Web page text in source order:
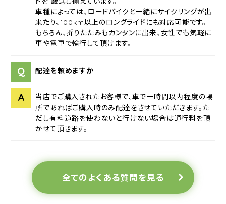
車種によっては、ロードバイクと一緒にサイクリングが出
来たり、100km以上のロングライドにも対応可能です。
もちろん、折りたたみもカンタンに出来、女性でも気軽に
車や電車で輪行して頂けます。
Q 配達を頼めますか
A
当店でご購入されたお客様で、車で一時間以内程度の場
所であればご購入時のみ配達をさせていただきます。た
だし有料道路を使わないと行けない場合は通行料を頂
かせて頂きます。
全てのよくある質問を見る